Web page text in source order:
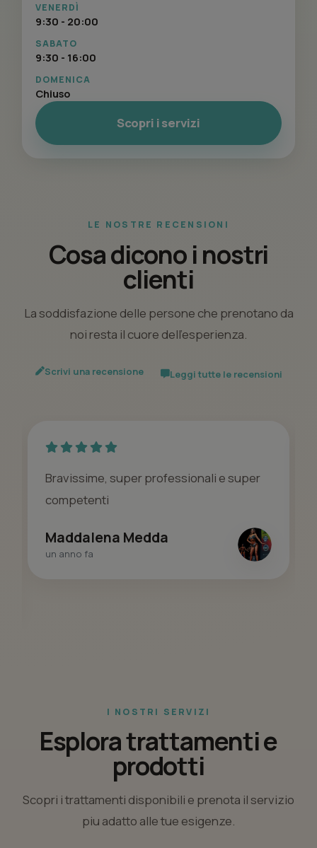
VENERDÌ
9:30 - 20:00
SABATO
9:30 - 16:00
DOMENICA
Chiuso
Scopri i servizi
LE NOSTRE RECENSIONI
Cosa dicono i nostri
clienti
La soddisfazione delle persone che prenotano da
noi resta il cuore dell’esperienza.
Scrivi una recensione Leggi tutte le recensioni
Bravissime, super professionali e super
competenti
Maddalena Medda
un anno fa
I NOSTRI SERVIZI
Esplora trattamenti e
prodotti
Scopri i trattamenti disponibili e prenota il servizio
piu adatto alle tue esigenze.